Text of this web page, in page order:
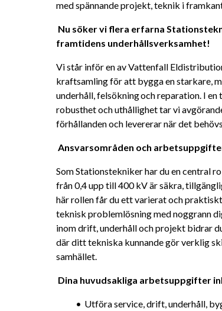
med spännande projekt, teknik i
Nu söker vi flera erfarna
framtidens underhållsverksamhet!
Vi står inför en av Vattenfall
kraftsamling för att bygga en starkare,
underhåll, felsökning och reparation. I
robusthet och uthållighet tar vi
förhållanden och levererar när det
Ansvarsområden och
Som Stationstekniker har du en central
från 0,4 upp till 400 kV är säkra,
här rollen får du ett varierat och
teknisk problemlösning med noggrann
inom drift, underhåll och projekt bidrar
där ditt tekniska kunnande gör verklig
samhället.
Dina huvudsakliga arbetsuppgifter
Utföra service, drift, underhåll,